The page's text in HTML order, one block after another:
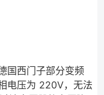
国西门子部分变频
电压为 220V，无法